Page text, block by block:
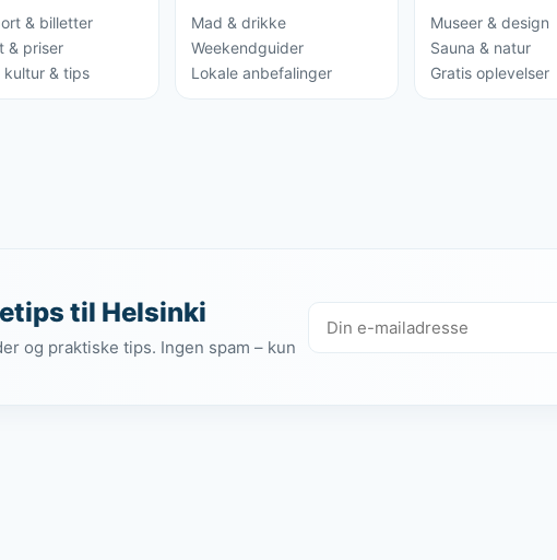
& billetter
& priser
kultur & tips
Mad & drikke
Weekendguider
Lokale anbefalinger
Museer & design
Sauna & natur
Gratis oplevelser
til Helsinki
og praktiske tips. Ingen spam – kun